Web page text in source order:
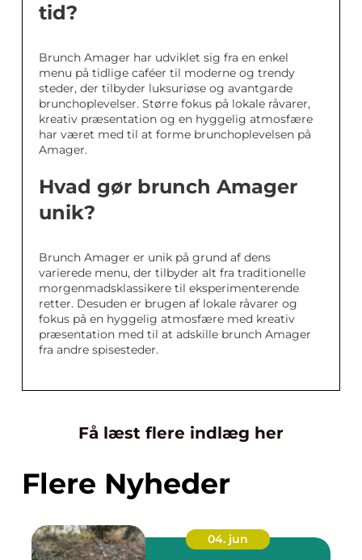
tid?
Brunch Amager har udviklet sig fra en enkel
menu på tidlige caféer til moderne og trendy
steder, der tilbyder luksuriøse og avantgarde
brunchoplevelser. Større fokus på lokale råvarer,
kreativ præsentation og en hyggelig atmosfære
har været med til at forme brunchoplevelsen på
Amager.
Hvad gør brunch Amager
unik?
Brunch Amager er unik på grund af dens
varierede menu, der tilbyder alt fra traditionelle
morgenmadsklassikere til eksperimenterende
retter. Desuden er brugen af lokale råvarer og
fokus på en hyggelig atmosfære med kreativ
præsentation med til at adskille brunch Amager
fra andre spisesteder.
Få læst flere indlæg her
Flere Nyheder
04. jun